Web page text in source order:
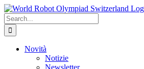
Skip
to
content
Search
for:
Novità
Notizie
Newsletter